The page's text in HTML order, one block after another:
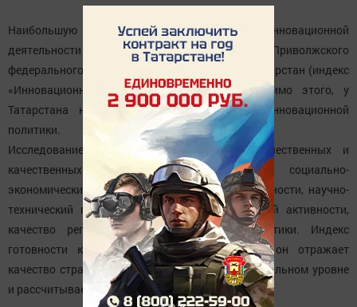
Наибольшую активность и результативность инновационной
деятельности показали три региона Приволжского
федерального округа - Мордовия, Чувашия и Татарстан (индекс
«Инновационная деятельность» - ИИД). Помимо этого, у
Татарстана наибольшее значение индекса инновационной
политики.
Исследование базируется на системе количественных и
качественных показателей, характеризующих социально-
экономические условия инновационной деятельности, научно-
технический потенциал, уровень инновационной активности,
качество региональной инновационной политики. Индекс
готовности к будущему составлен впервые, он отражает
качество стратегического управления на региональном уровне
и рассчитывается с помощью больших данных.